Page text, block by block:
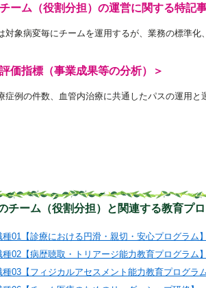
チーム（役割分担）の運営に関する特記
対象病変毎にチームを運用するが、業務の標準
価指標（事業成果等の分析）＞
症例の件数、血管内治療に共通したパスの運用と
チーム（役割分担）と関連する教育プ
種01【診療における円滑・親切・安心プログラム
種02【病歴聴取・トリアージ能力教育プログラム
種03【フィジカルアセスメント能力教育プログラ